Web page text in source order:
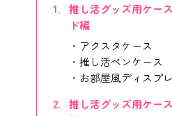
推し活グッズ用ケー
ド編
アクスタケース
推し活ペンケース
お部屋風ディスプ
推し活グッズ用ケー